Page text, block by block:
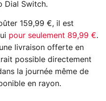
Dial Switch.
159,99 €, il est
pour seulement 89,99 €.
livraison offerte en
possible directement
la journée même de
en rayon.